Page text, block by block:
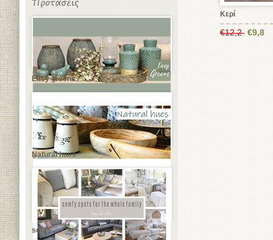
Easy greens
Natural hues
sofas
Κερί
€12,2 €9,8